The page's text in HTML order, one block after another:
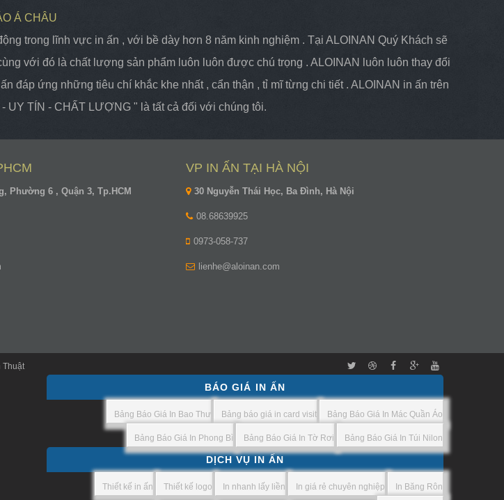
Á CHÂU
trong lĩnh vực in ấn , với bề dày hơn 8 năm kinh nghiệm . Tại ALOINAN Quý Khách sẽ
với đó là chất lượng sản phẩm luôn luôn được chú trọng . ALOINAN luôn luôn thay đổi
đáp ứng những tiêu chí khắc khe nhất , cẩn thận , tỉ mĩ từng chi tiết . ALOINAN in ấn trên
UY TÍN - CHẤT LƯỢNG " là tất cả đối với chúng tôi.
Phường 6 , Quận 3, Tp.HCM
VP IN ẤN TẠI HÀ NỘI
30 Nguyễn Thái Học, Ba Đình, Hà Nội
08.68639925
0973-058-737
lienhe@aloinan.com
Thuật
BÁO GIÁ IN ẤN
Bảng Báo Giá In Bao Thư Bảng báo giá in card visit Bảng Báo Giá In Mác Quần Áo
Bảng Báo Giá In Phong Bì Bảng Báo Giá In Tờ Rơi Bảng Báo Giá In Túi Nilon
DỊCH VỤ IN ẤN
Thiết kế in ấn Thiết kế logo In nhanh lấy liền In giá rẻ chuyên nghiệp In Băng Rôn